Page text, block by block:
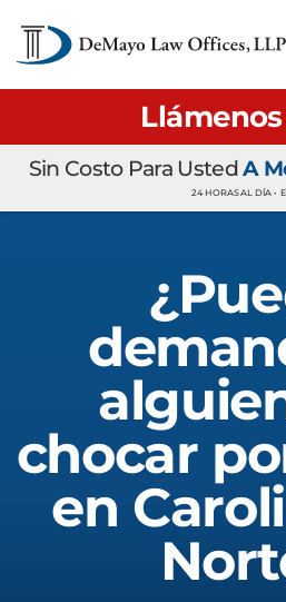
Sin Costo Para UstedA
24 HORAS AL DÍA •
chocar
en